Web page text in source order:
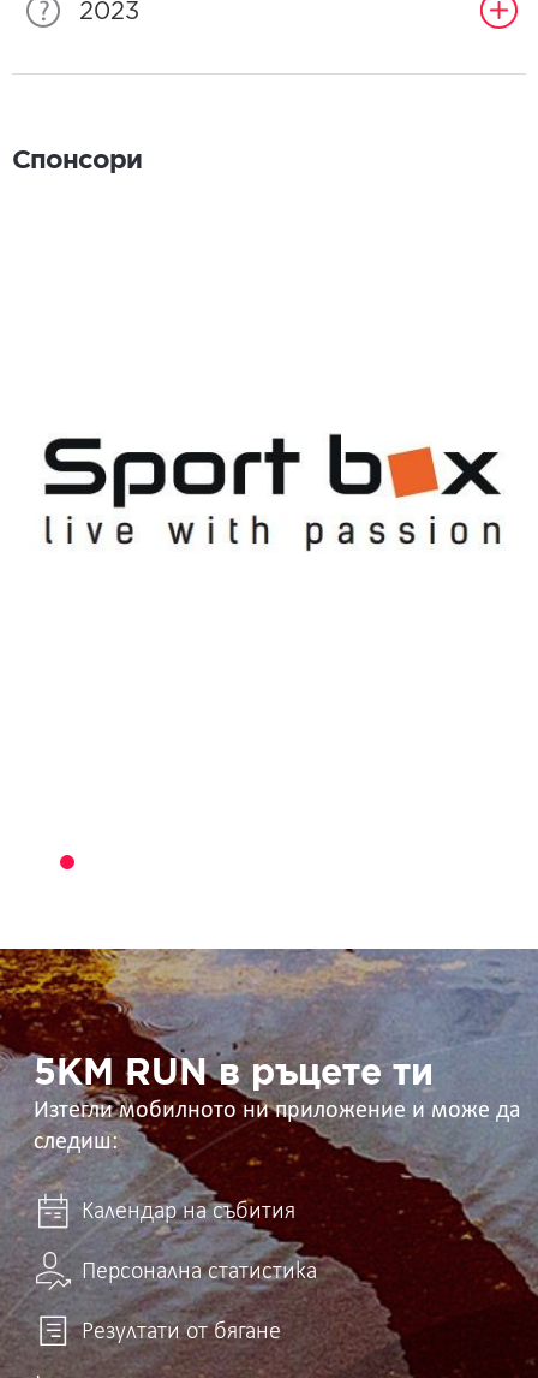
2023
Спонсори
5KM
RUN
в
ръцете
ти 5KM RUN в ръцете ти
Изтегли мобилното ни приложение и може да
следиш:
Календар на събития
Персонална статистика
Резултати от бягане